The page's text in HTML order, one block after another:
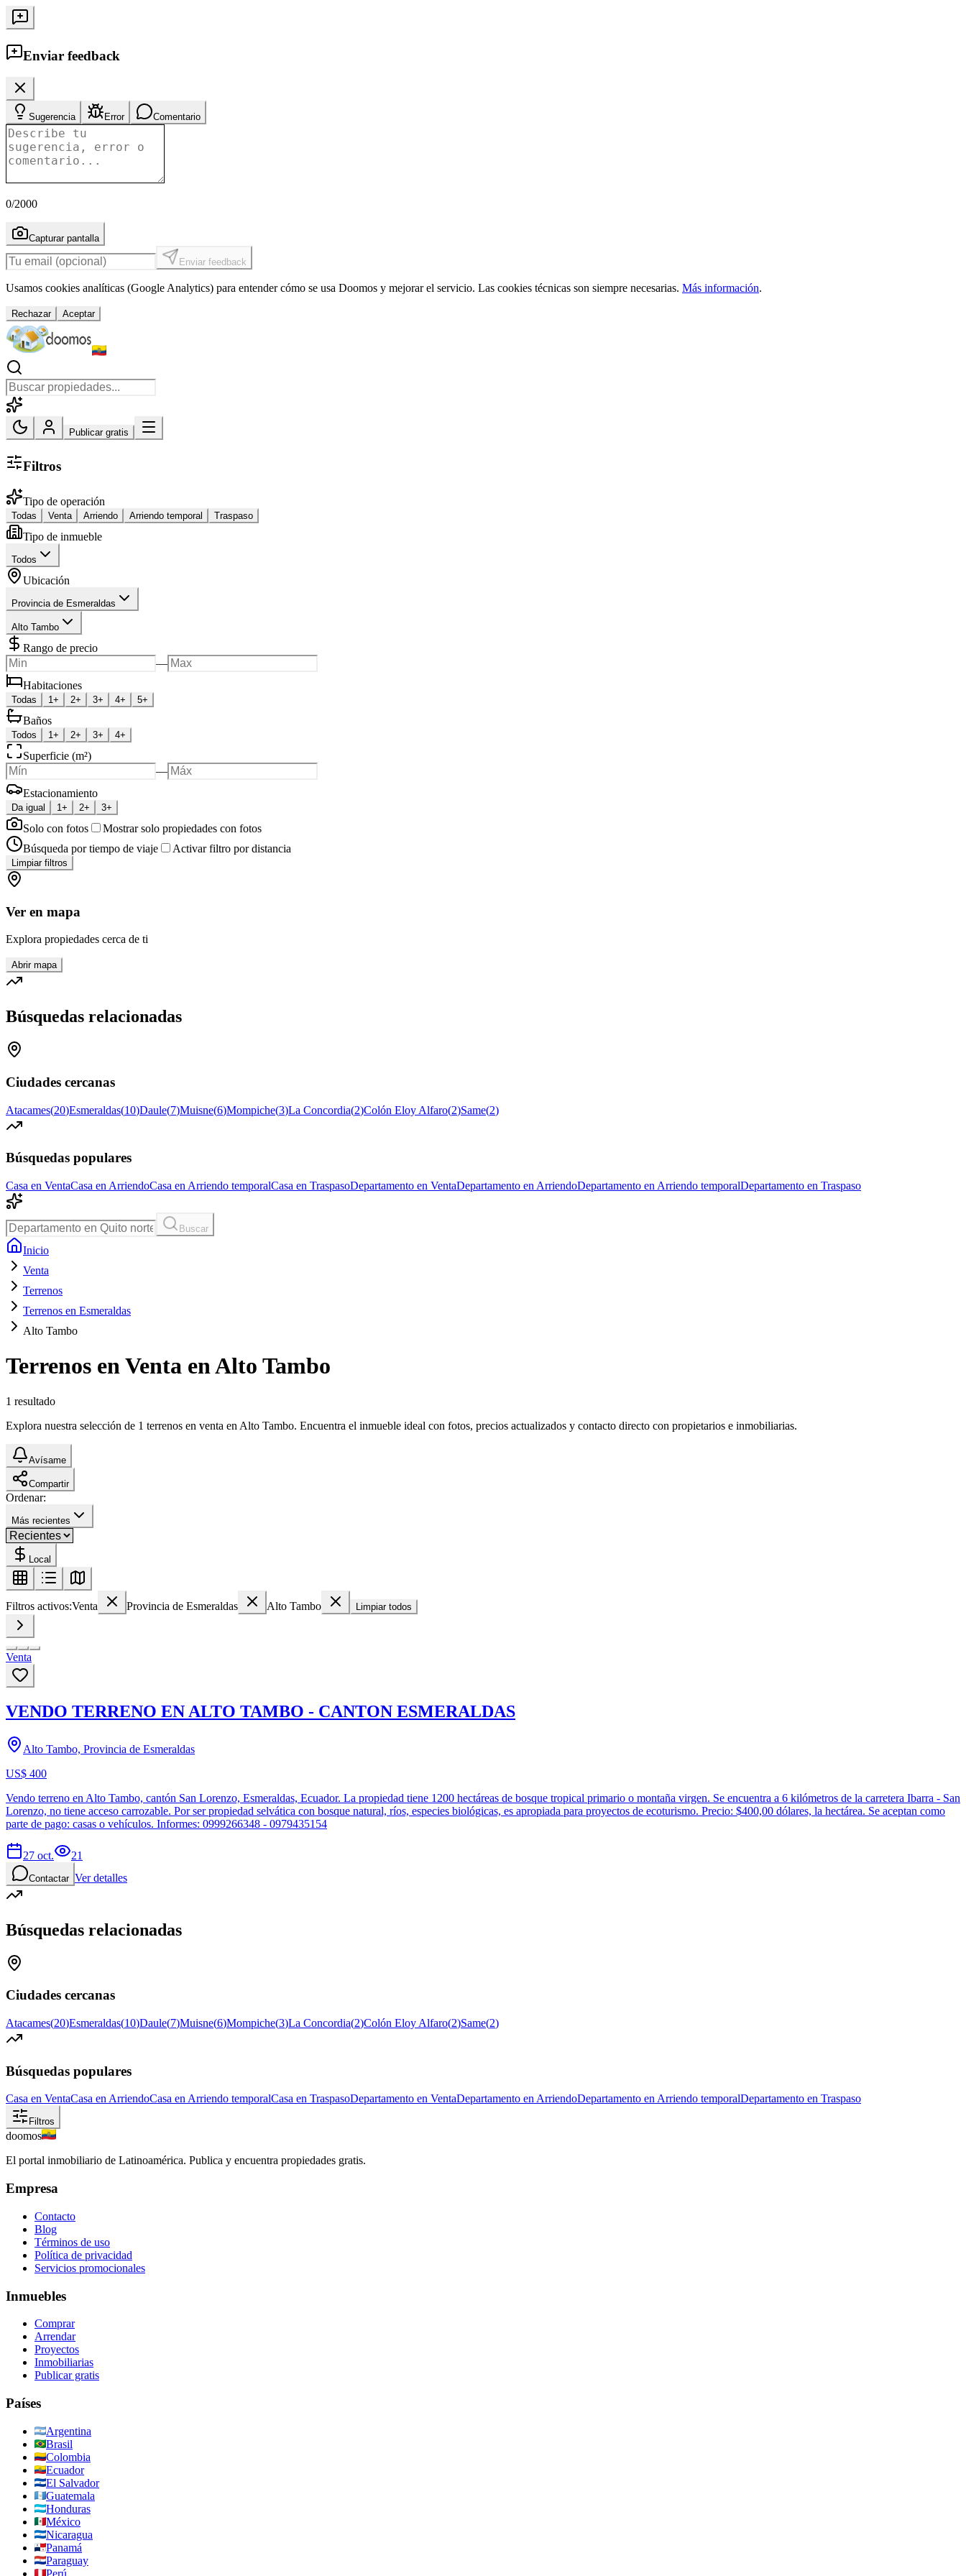
Enviar feedback
Sugerencia Error Comentario
0/2000
Capturar pantalla
Enviar feedback
Usamos cookies analíticas (Google Analytics) para entender cómo se usa Doomos y mejorar el servicio. Las cookies técnicas son siempre necesarias. Más información.
Rechazar Aceptar
Publicar gratis
Filtros
Tipo de operación
Todas Venta Arriendo Arriendo temporal Traspaso
Tipo de inmueble
Todos
Ubicación
Provincia de Esmeraldas
Alto Tambo
Rango de precio
—
Habitaciones
Todas 1+ 2+ 3+ 4+ 5+
Baños
Todos 1+ 2+ 3+ 4+
Superficie (m²)
—
Estacionamiento
Da igual 1+ 2+ 3+
Solo con fotos
Mostrar solo propiedades con fotos
Búsqueda por tiempo de viaje
Activar filtro por distancia
Limpiar filtros
Ver en mapa
Explora propiedades cerca de ti
Abrir mapa
Búsquedas relacionadas
Ciudades cercanas
Atacames(20)Esmeraldas(10)Daule(7)Muisne(6)Mompiche(3)La Concordia(2)Colón Eloy Alfaro(2)Same(2)
Búsquedas populares
Casa en VentaCasa en ArriendoCasa en Arriendo temporalCasa en TraspasoDepartamento en VentaDepartamento en ArriendoDepartamento en Arriendo temporalDepartamento en Traspaso
Buscar
Inicio
Venta
Terrenos
Terrenos en Esmeraldas
Alto Tambo
Terrenos en Venta en Alto Tambo
1 resultado
Explora nuestra selección de 1 terrenos en venta en Alto Tambo. Encuentra el inmueble ideal con fotos, precios actualizados y contacto directo con propietarios e inmobiliarias.
Avísame
Compartir
Ordenar:
Más recientes
Local
Filtros activos:Venta Provincia de Esmeraldas Alto Tambo Limpiar todos
Venta
VENDO TERRENO EN ALTO TAMBO - CANTON ESMERALDAS
Alto Tambo, Provincia de Esmeraldas
US$ 400
Vendo terreno en Alto Tambo, cantón San Lorenzo, Esmeraldas, Ecuador. La propiedad tiene 1200 hectáreas de bosque tropical primario o montaña virgen. Se encuentra a 6 kilómetros de la carretera Ibarra - San
Lorenzo, no tiene acceso carrozable. Por ser propiedad selvática con bosque natural, ríos, especies biológicas, es apropiada para proyectos de ecoturismo. Precio: $400,00 dólares, la hectárea. Se aceptan como
parte de pago: casas o vehículos. Informes: 0999266348 - 0979435154
27 oct. 21
Contactar Ver detalles
Búsquedas relacionadas
Ciudades cercanas
Atacames(20)Esmeraldas(10)Daule(7)Muisne(6)Mompiche(3)La Concordia(2)Colón Eloy Alfaro(2)Same(2)
Búsquedas populares
Casa en VentaCasa en ArriendoCasa en Arriendo temporalCasa en TraspasoDepartamento en VentaDepartamento en ArriendoDepartamento en Arriendo temporalDepartamento en Traspaso
Filtros
doomos
El portal inmobiliario de Latinoamérica. Publica y encuentra propiedades gratis.
Empresa
Contacto
Blog
Términos de uso
Política de privacidad
Servicios promocionales
Inmuebles
Comprar
Arrendar
Proyectos
Inmobiliarias
Publicar gratis
Países
Argentina
Brasil
Colombia
Ecuador
El Salvador
Guatemala
Honduras
México
Nicaragua
Panamá
Paraguay
Perú